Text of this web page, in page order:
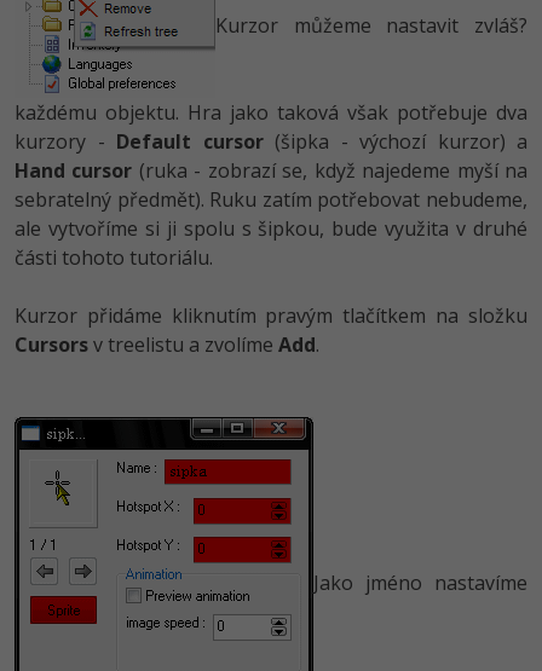
Kurzor můžeme nastavit zvláš?
každému objektu. Hra jako taková však potřebuje dva
kurzory - Default cursor(šipka - výchozí kurzor) a
Hand cursor (ruka - zobrazí se, když najedeme myší na
sebratelný předmět). Ruku zatím potřebovat nebudeme,
ale vytvoříme si ji spolu s šipkou, bude využita v druhé
části tohoto tutoriálu.
Kurzor přidáme kliknutím pravým tlačítkem na složku
Cursorsv treelistu a zvolíme Add.
Jako jméno nastavíme